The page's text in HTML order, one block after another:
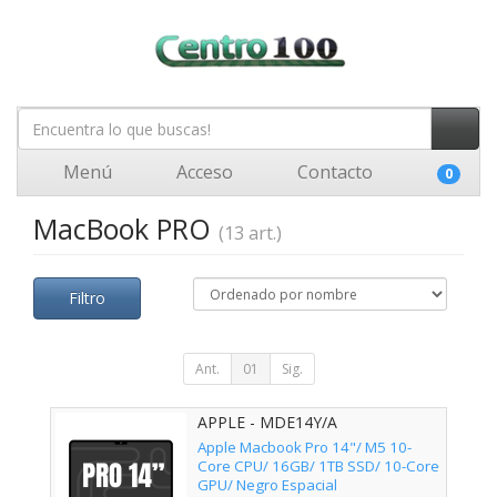
Menú Acceso Contacto 0
MacBook PRO (13 art.)
Filtro
Ant. 01 Sig.
APPLE - MDE14Y/A
Apple Macbook Pro 14"/ M5 10-
Core CPU/ 16GB/ 1TB SSD/ 10-Core
GPU/ Negro Espacial